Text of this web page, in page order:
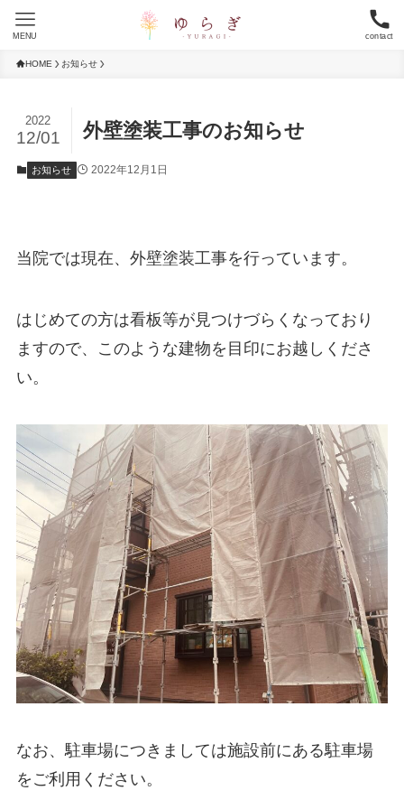
contact
MENU
HOME お知らせ
外壁塗装工事のお知らせ
2022
12/01
お知らせ 2022年12月1日
当院では現在、外壁塗装工事を行っています。
はじめての方は看板等が見つけづらくなっており
ますので、このような建物を目印にお越しくださ
い。
なお、駐車場につきましては施設前にある駐車場
をご利用ください。